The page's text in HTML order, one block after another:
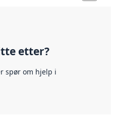
etter?
spør om hjelp i